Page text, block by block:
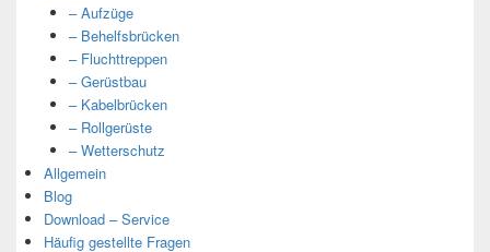
– Aufzüge
– Behelfsbrücken
– Fluchttreppen
– Gerüstbau
– Kabelbrücken
– Rollgerüste
– Wetterschutz
Allgemein
Blog
Download – Service
Häufig gestellte Fragen